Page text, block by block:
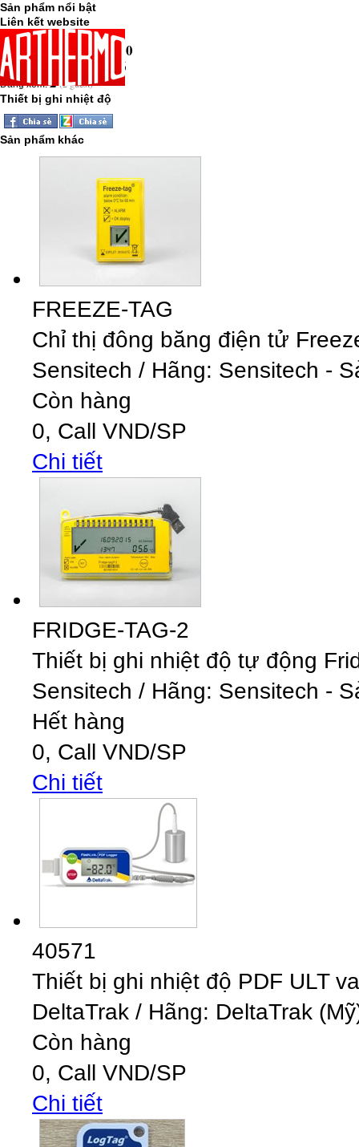
Sản phẩm nổi bật
Liên kết website
Thống kê truy cập
Lượt ghé thăm:10,443,770
Lượt truy cập: 13,948,686
Đang xem:2 (2 guest)
Thiết bị ghi nhiệt độ
Sản phẩm khác
FREEZE-TAG
Chỉ thị đông băng điện tử
Sensitech / Hãng: Sensitech -
Còn hàng
0, Call VND/SP
Chi tiết
FRIDGE-TAG-2
Thiết bị ghi nhiệt độ tự động
Sensitech / Hãng: Sensitech -
Hết hàng
0, Call VND/SP
Chi tiết
40571
Thiết bị ghi nhiệt độ PDF ULT
DeltaTrak / Hãng: DeltaTrak
Còn hàng
0, Call VND/SP
Chi tiết